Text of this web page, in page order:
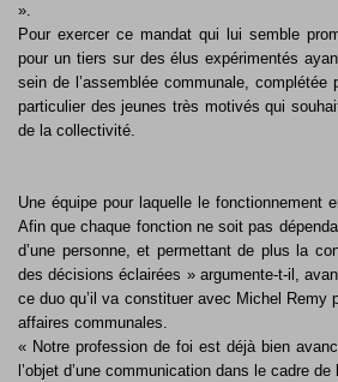
».
Pour exercer ce mandat qui lui semble
pour un tiers sur des élus expérimentés
sein de l’assemblée communale,complétée
particulier des jeunes très motivés qui
de la collectivité.
Une équipe pour laquelle le fonctionnement
Afin que chaque fonction ne soit pas
d’une personne, et permettant de plus la
des décisions éclairées » argumente-t-il,
ce duo qu’il va constituer avec Michel Remy
affaires communales.
« Notre profession de foi est déjà bien
l’objet d’une communication dans le cadre